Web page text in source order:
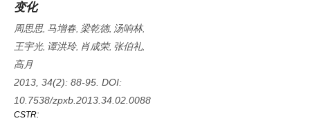
变化
周思思, 马增春, 梁乾德, 汤响林,
王宇光, 谭洪玲, 肖成荣, 张伯礼,
高月
2013, 34(2): 88-95. DOI:
10.7538/zpxb.2013.34.02.0088
CSTR: